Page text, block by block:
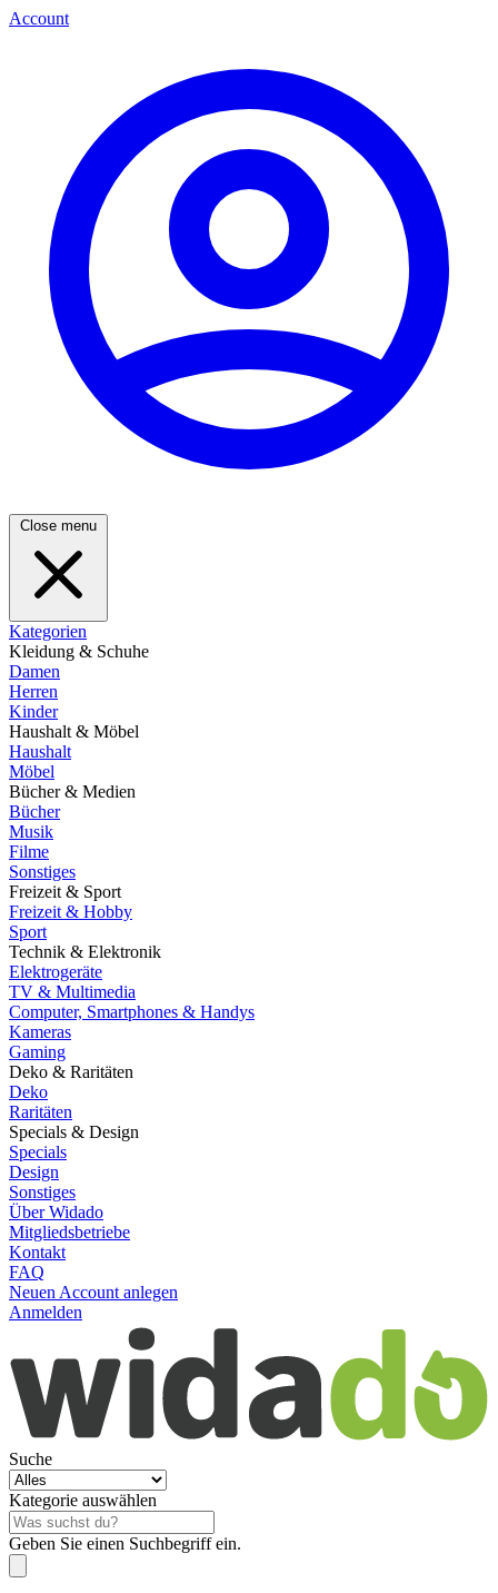
Account
Close menu
Kategorien
Kleidung & Schuhe
Damen
Herren
Kinder
Haushalt & Möbel
Haushalt
Möbel
Bücher & Medien
Bücher
Musik
Filme
Sonstiges
Freizeit & Sport
Freizeit & Hobby
Sport
Technik & Elektronik
Elektrogeräte
TV & Multimedia
Computer, Smartphones & Handys
Kameras
Gaming
Deko & Raritäten
Deko
Raritäten
Specials & Design
Specials
Design
Sonstiges
Über Widado
Mitgliedsbetriebe
Kontakt
FAQ
Neuen Account anlegen
Anmelden
Suche
Kategorie auswählen
Geben Sie einen Suchbegriff ein.